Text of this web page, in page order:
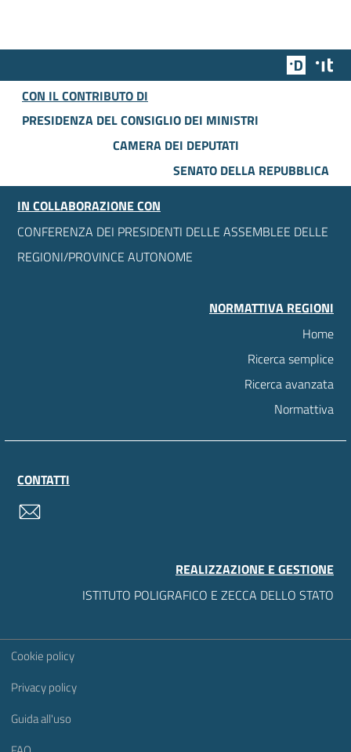
Team
CON IL CONTRIBUTO DI
PRESIDENZA DEL CONSIGLIO DEI MINISTRI
CAMERA DEI DEPUTATI
SENATO DELLA REPUBBLICA
IN COLLABORAZIONE CON
CONFERENZA DEI PRESIDENTI DELLE ASSEMBLEE DELLE
REGIONI/PROVINCE AUTONOME
NORMATTIVA REGIONI
Home
Ricerca semplice
Ricerca avanzata
Normattiva
CONTATTI
REALIZZAZIONE E GESTIONE
ISTITUTO POLIGRAFICO E ZECCA DELLO STATO
Sezione Link Utili
Cookie policy
Privacy policy
Guida all'uso